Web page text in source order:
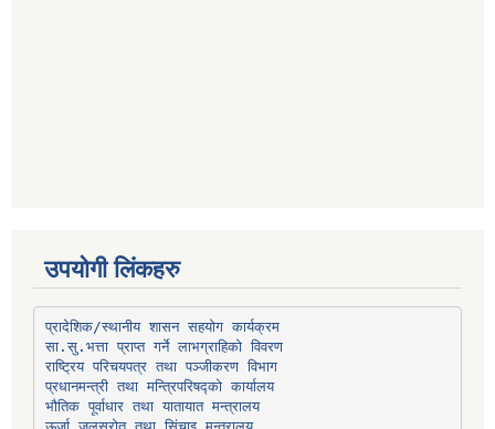
उपयोगी लिंकहरु
प्रादेशिक/स्थानीय शासन सहयोग कार्यक्रम
सा.सु.भत्ता प्राप्त गर्ने लाभग्राहिको विवरण
राष्ट्रिय परिचयपत्र तथा पञ्‍जीकरण विभाग
प्रधानमन्त्री तथा मन्त्रिपरिषद्को कार्यालय
भौतिक पूर्वाधार तथा यातायात मन्त्रालय